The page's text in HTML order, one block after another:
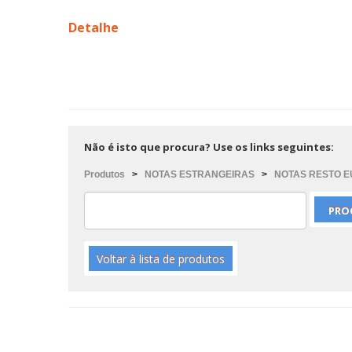
Detalhe
Não é isto que procura? Use os links seguintes:
Produtos > NOTAS ESTRANGEIRAS > NOTAS RESTO
Voltar à lista de produtos